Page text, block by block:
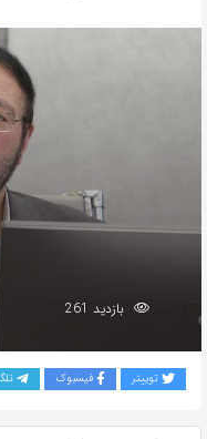
بازدید 261
توییتر فیسبوک